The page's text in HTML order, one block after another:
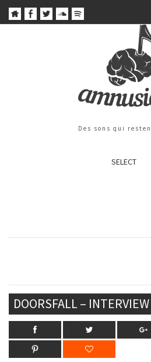
Des sons qui
SELECT
DOORSFALL – INTERVIEW